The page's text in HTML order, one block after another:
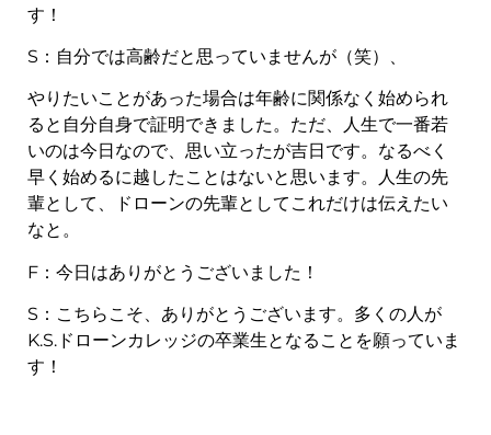
す！
S：自分では高齢だと思っていませんが（笑）、
やりたいことがあった場合は年齢に関係なく始められ
ると自分自身で証明できました。ただ、人生で一番若
いのは今日なので、思い立ったが吉日です。なるべく
早く始めるに越したことはないと思います。人生の先
輩として、ドローンの先輩としてこれだけは伝えたい
なと。
F：今日はありがとうございました！
S：こちらこそ、ありがとうございます。多くの人が
K.S.ドローンカレッジの卒業生となることを願っていま
す！